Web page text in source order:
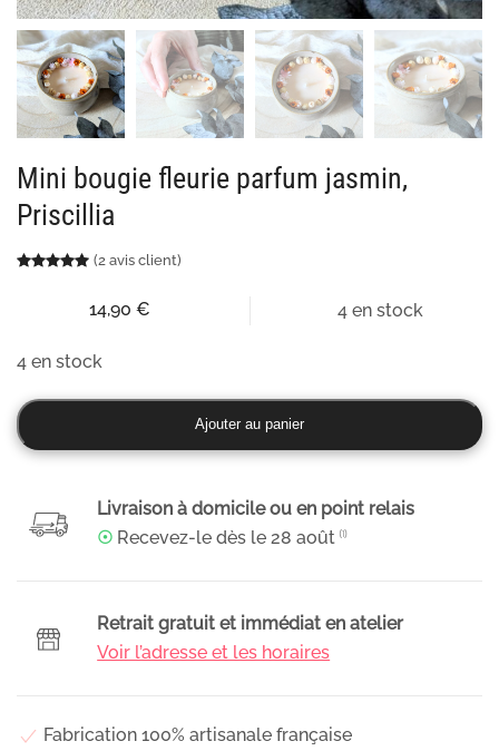
Mini bougie fleurie parfum jasmin,
Priscillia
Noté5.00sur 5 basé sur
2(2 avis client)
14,90 € 4 en stock
4 en stock
quantité
de
fleurie
Ajouter au panier
Livraison à domicile ou en point relais
☉ Recevez-le dès le28 août ⁽¹⁾
Retrait gratuit et immédiat en atelier
Voir l’adresse et les horaires
Fabrication 100% artisanale française